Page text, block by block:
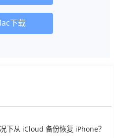
下载
下从 iCloud 备份恢复 iPhone？